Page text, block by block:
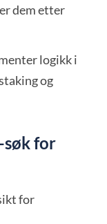
dem etter
logikk i
og
søk for
for